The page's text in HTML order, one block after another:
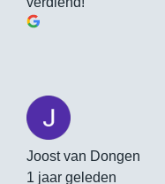
Joost van Dongen
1 jaar geleden